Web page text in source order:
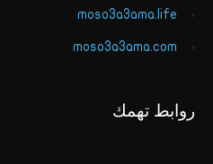
moso3a3ama.life
moso3a3ama.com
روابط تهمك